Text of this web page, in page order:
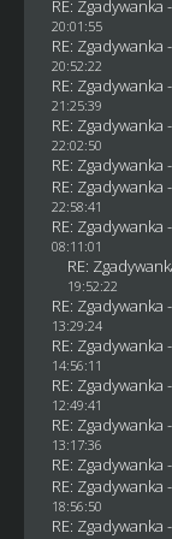
RE: Zgadywanka
20:01:55
RE: Zgadywanka
20:52:22
RE: Zgadywanka
21:25:39
RE: Zgadywanka
22:02:50
RE: Zgadywanka
RE: Zgadywanka
22:58:41
RE: Zgadywanka
08:11:01
RE:
19:52:22
RE: Zgadywanka
13:29:24
RE: Zgadywanka
14:56:11
RE: Zgadywanka
12:49:41
RE: Zgadywanka
13:17:36
RE: Zgadywanka
RE: Zgadywanka
18:56:50
RE: Zgadywanka